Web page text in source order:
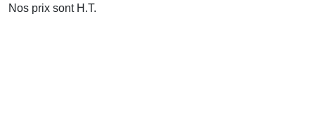
Nos prix sont H.T.